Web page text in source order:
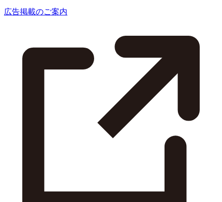
広告掲載のご案内